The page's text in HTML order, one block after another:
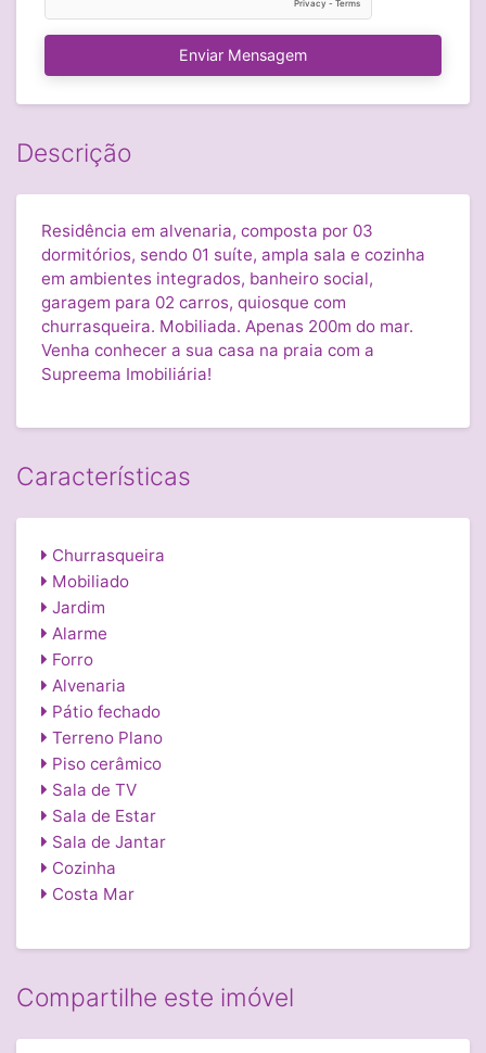
Enviar Mensagem
Descrição
Residência em alvenaria, composta por 03
dormitórios, sendo 01 suíte, ampla sala e cozinha
em ambientes integrados, banheiro social,
garagem para 02 carros, quiosque com
churrasqueira. Mobiliada. Apenas 200m do mar.
Venha conhecer a sua casa na praia com a
Supreema Imobiliária!
Características
Churrasqueira
Mobiliado
Jardim
Alarme
Forro
Alvenaria
Pátio fechado
Terreno Plano
Piso cerâmico
Sala de TV
Sala de Estar
Sala de Jantar
Cozinha
Costa Mar
Compartilhe este imóvel